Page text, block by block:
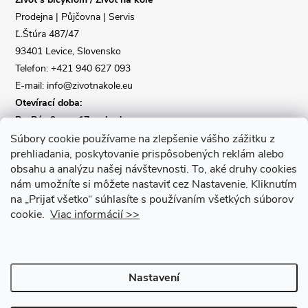
Súbory cookie používame na zlepšenie vášho zážitku z
prehliadania, poskytovanie prispôsobených reklám alebo
obsahu a analýzu našej návštevnosti. To, aké druhy cookies
nám umožníte si môžete nastaviť cez Nastavenie. Kliknutím
na „Prijať všetko“ súhlasíte s používaním všetkých súborov
cookie. Viac informácií >>
Nastavení
Prodejna | Půjčovna | Servis
Ľ.Štúra 487/47
93401 Levice, Slovensko
Telefon: +421 940 627 093
E-mail: info@zivotnakole.eu
Otevírací doba:
Po-Pá : 9,oo - 17,oo hod
So : 9,oo - 12,oo | Ne : Zavřeno
Kontaktní formulář
Copyright 2026Život na kole. Všechna práva vyhrazena.Upravit